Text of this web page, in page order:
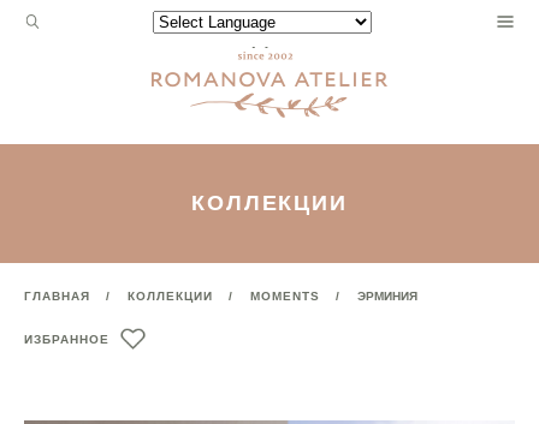
Запрос
Powered by
КОЛЛЕКЦИИ
ГЛАВНАЯ КОЛЛЕКЦИИ MOMENTS ЭРМИНИЯ
ИЗБРАННОЕ